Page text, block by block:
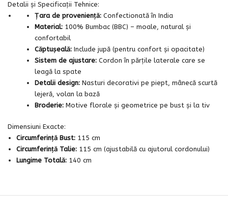
Detalii și Specificații Tehnice:
Țara de proveniență: Confectionată în India
Material: 100% Bumbac (BBC) – moale, natural și
confortabil
Căptușeală: Include jupă (pentru confort și opacitate)
Sistem de ajustare: Cordon în părțile laterale care se
leagă la spate
Detalii design: Nasturi decorativi pe piept, mânecă scurtă
lejeră, volan la bază
Broderie: Motive florale și geometrice pe bust și la tiv
Dimensiuni Exacte:
Circumferință Bust:115 cm
Circumferință Talie:115 cm (ajustabilă cu ajutorul cordonului)
Lungime Totală:140 cm